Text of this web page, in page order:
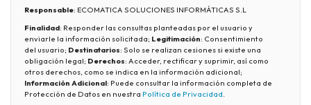
Responsable: ECOMATICA SOLUCIONES INFORMÁTICAS S.L
Finalidad: Responder las consultas planteadas por el usuario y
enviarle la información solicitada; Legitimación: Consentimiento
del usuario; Destinatarios: Solo se realizan cesiones si existe una
obligación legal; Derechos: Acceder, rectificar y suprimir, así como
otros derechos, como se indica en la información adicional;
Información Adicional: Puede consultar la información completa de
Protección de Datos en nuestra Política de Privacidad.